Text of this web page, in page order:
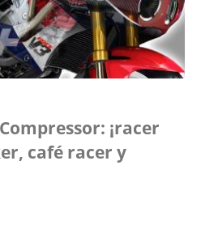
¡racer
café racer y